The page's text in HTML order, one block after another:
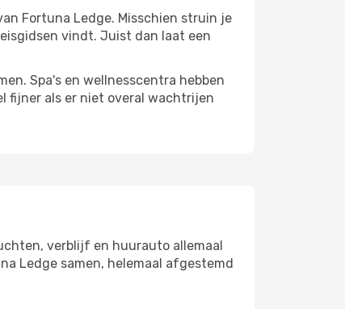
Fortuna Ledge. Misschien struin je
vindt. Juist dan laat een
Spa's en wellnesscentra hebben
fijner als er niet overal wachtrijen
verblijf en huurauto allemaal
Ledge samen, helemaal afgestemd